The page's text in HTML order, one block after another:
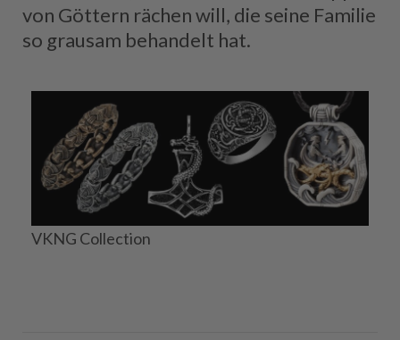
von Göttern rächen will, die seine Familie
so grausam behandelt hat.
VKNG Collection